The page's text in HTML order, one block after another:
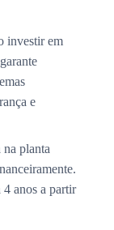
investir em
e
planta
anos a partir